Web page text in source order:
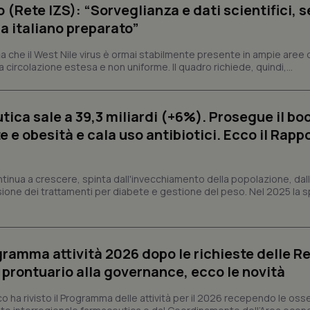
(Rete IZS): “Sorveglianza e dati scientifici,
italiano preparato”
che il West Nile virus è ormai stabilmente presente in ampie aree
estesa e non uniforme. Il quadro richiede, quindi,...
sale a 39,3 miliardi (+6%). Prosegue il
e obesità e cala uso antibiotici. Ecco il
a crescere, spinta dall'invecchiamento della popolazione,
dei trattamenti per diabete e gestione del peso. Nel 2025 la
attività 2026 dopo le richieste delle
alla governance, ecco le novità
ha rivisto il Programma delle attività per il 2026 recependo le
Dominio
.quotidianosanita.it
1 anno 1
Questo cookie viene utilizzato da Google
Google LLC
.youtube.com
5 mesi 4
settimane
Questo cookie è impostato da Youtube
delle preferenze dell'utente per i video di
utilizzando la nuova o la vecchia versione
.youtube.com
5 mesi 4
settimane
Questo cookie è impostato da Youtube
delle preferenze dell'utente per i video di
nei siti; può anche determinare se il
Google LLC
.youtube.com
Sessione
Questo cookie è impostato da YouTube
delle visualizzazioni dei video incorporati.
utente
www.quotidianosanita.it
4
settimane
2 giorni
Questo cookie è impostato
sistema di tracking solo in caso di utenti
provider WelfareLink.